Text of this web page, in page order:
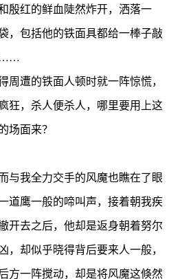
殷红的鲜血陡然炸开，洒落一
，包括他的铁面具都给一棒子敲
……
遭的铁面人顿时就一阵惊慌，
狂，杀人便杀人，哪里要用上这
场面来？
我全力交手的风魔也瞧在了眼
道鹰一般的啼叫声，接着朝我疾
开去之后，他却是返身朝着努尔
，却似乎晓得背后要来人一般，
方一阵搅动，却是将风魔这倏然